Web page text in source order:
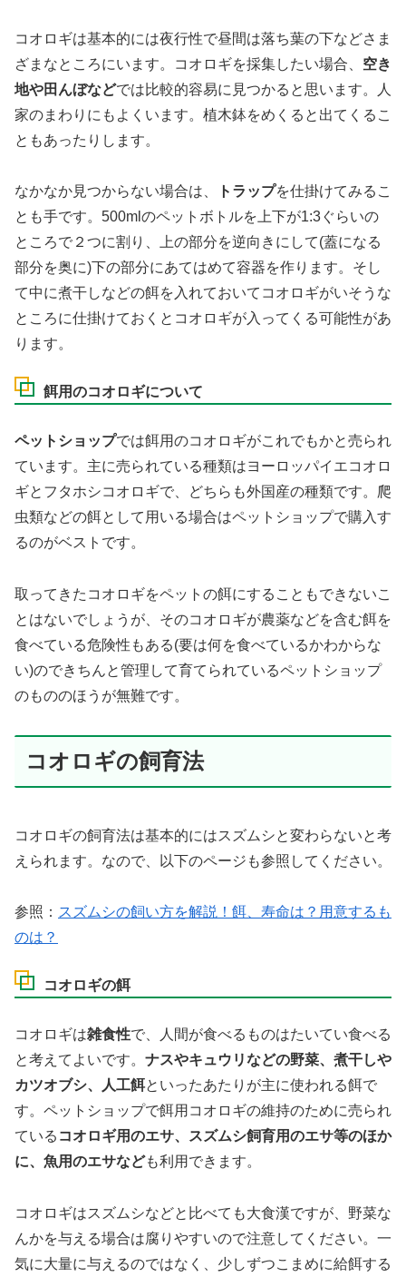
コオロギは基本的には夜行性で昼間は落ち葉の下などさま
ざまなところにいます。コオロギを採集したい場合、 空き
地や田んぼなどでは比較的容易に見つかると思います。人
家のまわりにもよくいます。植木鉢をめくると出てくるこ
ともあったりします。
なかなか見つからない場合は、 トラップを仕掛けてみるこ
とも手です。500mlのペットボトルを上下が1:3ぐらいの
ところで２つに割り、上の部分を逆向きにして(蓋になる
部分を奥に)下の部分にあてはめて容器を作ります。そし
て中に煮干しなどの餌を入れておいてコオロギがいそうな
ところに仕掛けておくとコオロギが入ってくる可能性があ
ります。
餌用のコオロギについて
ペットショップでは餌用のコオロギがこれでもかと売られ
ています。主に売られている種類はヨーロッパイエコオロ
ギとフタホシコオロギで、どちらも外国産の種類です。爬
虫類などの餌として用いる場合はペットショップで購入す
るのがベストです。
取ってきたコオロギをペットの餌にすることもできないこ
とはないでしょうが、そのコオロギが農薬などを含む餌を
食べている危険性もある(要は何を食べているかわからな
い)のできちんと管理して育てられているペットショップ
のもののほうが無難です。
コオロギの飼育法
コオロギの飼育法は基本的にはスズムシと変わらないと考
えられます。なので、以下のページも参照してください。
参照： スズムシの飼い方を解説！餌、寿命は？用意するも
のは？
コオロギの餌
コオロギは雑食性で、人間が食べるものはたいてい食べる
と考えてよいです。 ナスやキュウリなどの野菜、煮干しや
カツオブシ、人工餌といったあたりが主に使われる餌で
す。ペットショップで餌用コオロギの維持のために売られ
ている コオロギ用のエサ、スズムシ飼育用のエサ等のほか
に、魚用のエサなども利用できます。
コオロギはスズムシなどと比べても大食漢ですが、野菜な
んかを与える場合は腐りやすいので注意してください。一
気に大量に与えるのではなく、少しずつこまめに給餌する